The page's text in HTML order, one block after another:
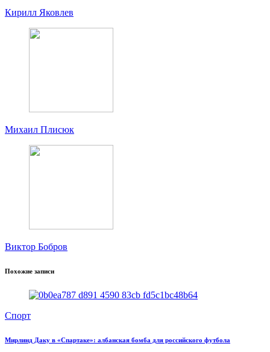
Кирилл Яковлев
Михаил Плисюк
Виктор Бобров
Похожие записи
Спорт
Мирлинд Даку в «Спартаке»: албанская бомба для российского футбола